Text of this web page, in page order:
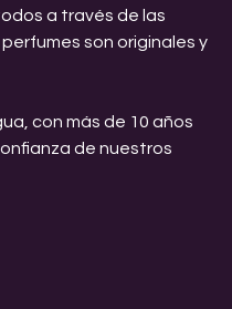
a través de las
son originales y
con más de 10 años
de nuestros